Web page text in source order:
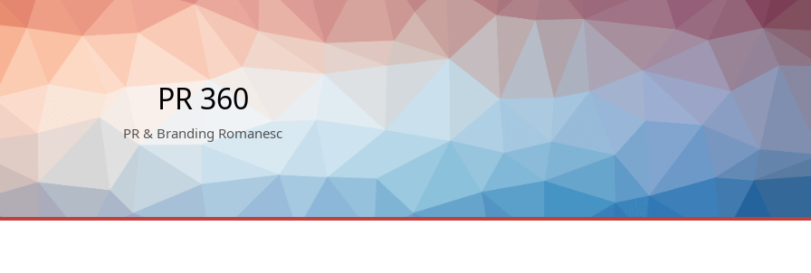
PR 360
PR & Branding Romanesc